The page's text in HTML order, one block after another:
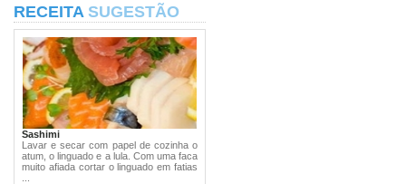
RECEITA SUGESTÃO
Sashimi
Lavar e secar com papel de cozinha o
atum, o linguado e a lula. Com uma faca
muito afiada cortar o linguado em fatias